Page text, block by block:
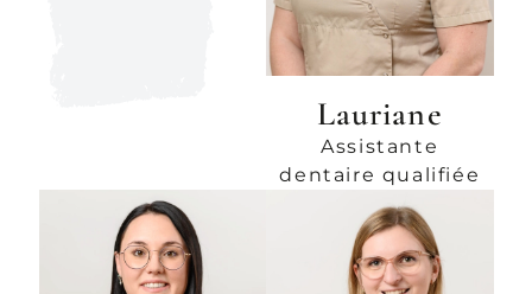
Lauriane
Assistante
dentaire qualifiée